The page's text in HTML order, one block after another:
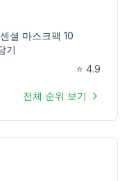
셜 마스크팩 10
기
⭐ 4.9
전체 순위 보기